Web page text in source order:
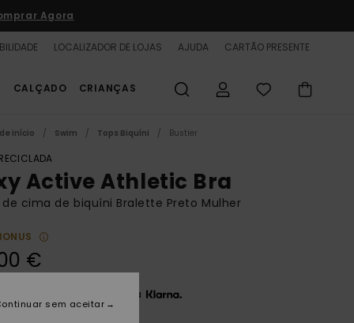
Agora
LOCALIZADOR DE LOJAS AJUDA CARTÃO PRESENTE
CALÇADO CRIANÇAS
início Swim Tops Biquíni Bustier
Active Athletic Bra
de cima de biquíni Bralette Preto Mulher
€
3 x 15,00 € sem juros com a
sem aceitar